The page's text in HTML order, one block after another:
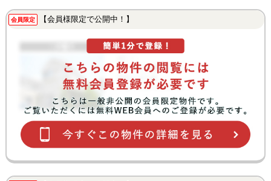
会員限定 【会員様限定で公開中！】